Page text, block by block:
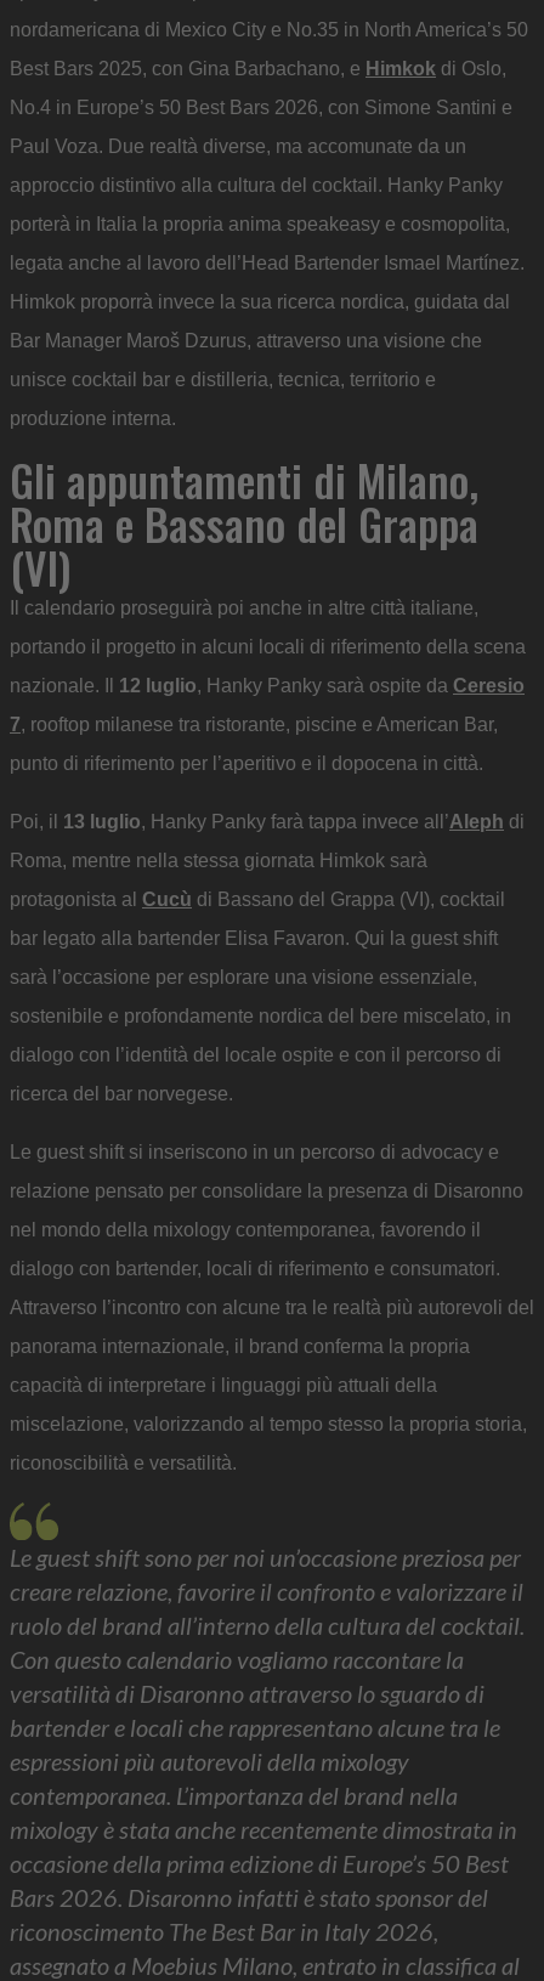
nordamericana di Mexico City e No.35 in North America’s 50
Best Bars 2025, con Gina Barbachano, e Himkok di Oslo,
No.4 in Europe’s 50 Best Bars 2026, con Simone Santini e
Paul Voza. Due realtà diverse, ma accomunate da un
approccio distintivo alla cultura del cocktail. Hanky Panky
porterà in Italia la propria anima speakeasy e cosmopolita,
legata anche al lavoro dell’Head Bartender Ismael Martínez.
Himkok proporrà invece la sua ricerca nordica, guidata dal
Bar Manager Maroš Dzurus, attraverso una visione che
unisce cocktail bar e distilleria, tecnica, territorio e
produzione interna.
Gli appuntamenti di Milano,
Roma e Bassano del Grappa
(VI)
Il calendario proseguirà poi anche in altre città italiane,
portando il progetto in alcuni locali di riferimento della scena
nazionale. Il 12 luglio, Hanky Panky sarà ospite da Ceresio
7, rooftop milanese tra ristorante, piscine e American Bar,
punto di riferimento per l’aperitivo e il dopocena in città.
Poi, il 13 luglio, Hanky Panky farà tappa invece all’Aleph di
Roma, mentre nella stessa giornata Himkok sarà
protagonista al Cucù di Bassano del Grappa (VI), cocktail
bar legato alla bartender Elisa Favaron. Qui la guest shift
sarà l’occasione per esplorare una visione essenziale,
sostenibile e profondamente nordica del bere miscelato, in
dialogo con l’identità del locale ospite e con il percorso di
ricerca del bar norvegese.
Le guest shift si inseriscono in un percorso di advocacy e
relazione pensato per consolidare la presenza di Disaronno
nel mondo della mixology contemporanea, favorendo il
dialogo con bartender, locali di riferimento e consumatori.
Attraverso l’incontro con alcune tra le realtà più autorevoli del
panorama internazionale, il brand conferma la propria
capacità di interpretare i linguaggi più attuali della
miscelazione, valorizzando al tempo stesso la propria storia,
riconoscibilità e versatilità.
Le guest shift sono per noi un’occasione preziosa per
creare relazione, favorire il confronto e valorizzare il
ruolo del brand all’interno della cultura del cocktail.
Con questo calendario vogliamo raccontare la
versatilità di Disaronno attraverso lo sguardo di
bartender e locali che rappresentano alcune tra le
espressioni più autorevoli della mixology
contemporanea. L’importanza del brand nella
mixology è stata anche recentemente dimostrata in
occasione della prima edizione di Europe’s 50 Best
Bars 2026. Disaronno infatti è stato sponsor del
riconoscimento The Best Bar in Italy 2026,
assegnato a Moebius Milano, entrato in classifica al